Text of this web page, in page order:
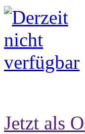
Jetzt als